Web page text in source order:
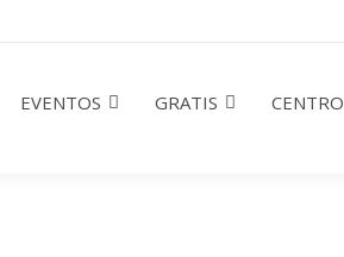
EVENTOS GRATIS CENTRO